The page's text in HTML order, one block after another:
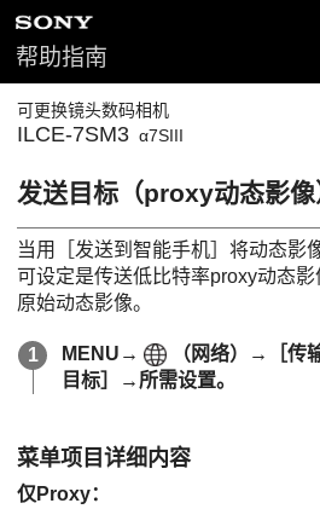
帮助指南
可更换镜头数码相机
ILCE-7SM3 α7SIII
发送目标（proxy动态影像
当用 ［发送到智能手机］ 将动态影
可设定是传送低比特率proxy动态
原始动态影像。
MENU→ （ 网络）→ ［传
目标］
→所需设置。
菜单项目详细内容
仅Proxy：